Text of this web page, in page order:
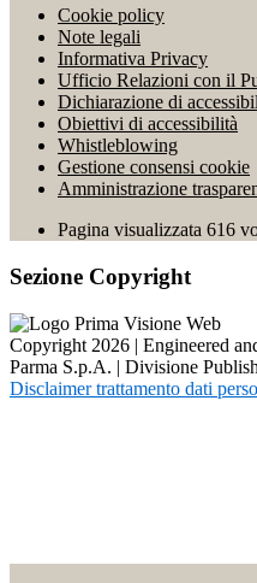
Cookie policy
Note legali
Informativa Privacy
Ufficio Relazioni con il
Dichiarazione di
Obiettivi di accessibilità
Whistleblowing
Gestione consensi cookie
Amministrazione
Pagina visualizzata 616
Sezione Copyright
Copyright 2026 | Engineered
Parma S.p.A. | Divisione
Disclaimer trattamento dati